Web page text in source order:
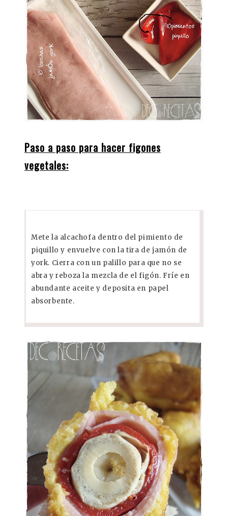
Paso a paso para hacer figones
vegetales:
Mete la alcachofa dentro del pimiento de
piquillo y envuelve con la tira de jamón de
york. Cierra con un palillo para que no se
abra y reboza la mezcla de el figón. Fríe en
abundante aceite y deposita en papel
absorbente.